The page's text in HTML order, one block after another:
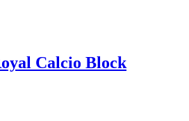
Calcio Block